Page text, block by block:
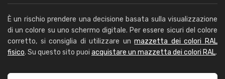
È un rischio prendere una decisione basata sulla visualizzazione
di un colore su uno schermo digitale. Per essere sicuri del colore
corretto, si consiglia di utilizzare unmazzetta dei colori RAL
fisico. Su questo sito puoi acquistare un mazzetta dei colori RAL.